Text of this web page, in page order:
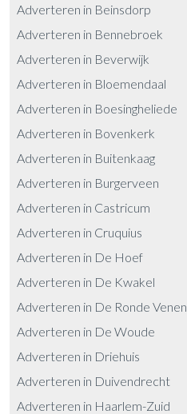
Adverteren in Beinsdorp
Adverteren in Bennebroek
Adverteren in Beverwijk
Adverteren in Bloemendaal
Adverteren in Boesingheliede
Adverteren in Bovenkerk
Adverteren in Buitenkaag
Adverteren in Burgerveen
Adverteren in Castricum
Adverteren in Cruquius
Adverteren in De Hoef
Adverteren in De Kwakel
Adverteren in De Ronde Venen
Adverteren in De Woude
Adverteren in Driehuis
Adverteren in Duivendrecht
Adverteren in Haarlem-Zuid